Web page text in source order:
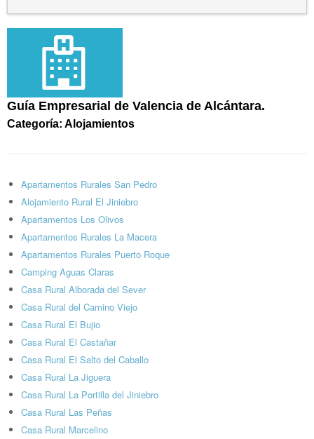
Guía Empresarial de Valencia de Alcántara.
Categoría: Alojamientos
Apartamentos Rurales San Pedro
Alojamiento Rural El Jiniebro
Apartamentos Los Olivos
Apartamentos Rurales La Macera
Apartamentos Rurales Puerto Roque
Camping Aguas Claras
Casa Rural Alborada del Sever
Casa Rural del Camino Viejo
Casa Rural El Bujio
Casa Rural El Castañar
Casa Rural El Salto del Caballo
Casa Rural La Jiguera
Casa Rural La Portilla del Jiniebro
Casa Rural Las Peñas
Casa Rural Marcelino